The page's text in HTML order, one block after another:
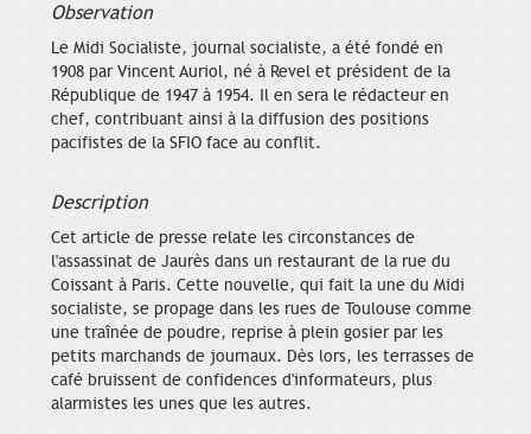
Observation
Le Midi Socialiste, journal socialiste, a été fondé en
1908 par Vincent Auriol, né à Revel et président de la
République de 1947 à 1954. Il en sera le rédacteur en
chef, contribuant ainsi à la diffusion des positions
pacifistes de la SFIO face au conflit.
Description
Cet article de presse relate les circonstances de
l'assassinat de Jaurès dans un restaurant de la rue du
Coissant à Paris. Cette nouvelle, qui fait la une du Midi
socialiste, se propage dans les rues de Toulouse comme
une traînée de poudre, reprise à plein gosier par les
petits marchands de journaux. Dès lors, les terrasses de
café bruissent de confidences d'informateurs, plus
alarmistes les unes que les autres.